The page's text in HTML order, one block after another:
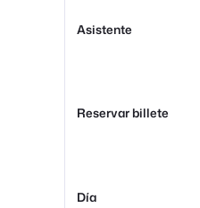
Asistente
Reservar billete
Día